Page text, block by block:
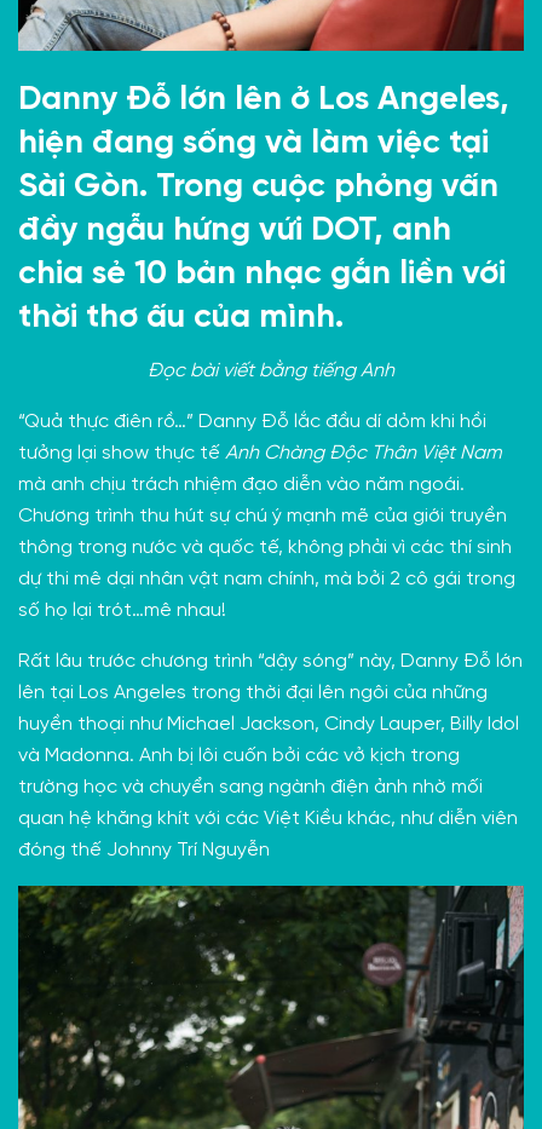
Danny Đỗ lớn lên ở Los Angeles,
hiện đang sống và làm việc tại
Sài Gòn. Trong cuộc phỏng vấn
đầy ngẫu hứng vứi DOT, anh
chia sẻ 10 bản nhạc gắn liền với
thời thơ ấu của mình.
Đọc bài viết bằng tiếng Anh
“Quả thực điên rồ…” Danny Đỗ lắc đầu dí dỏm khi hồi
tưởng lại show thực tế Anh Chàng Độc Thân Việt Nam
mà anh chịu trách nhiệm đạo diễn vào năm ngoái.
Chương trình thu hút sự chú ý mạnh mẽ của giới truyền
thông trong nước và quốc tế, không phải vì các thí sinh
dự thi mê dại nhân vật nam chính, mà bởi 2 cô gái trong
số họ lại trót…mê nhau!
Rất lâu trước chương trình “dậy sóng” này, Danny Đỗ lớn
lên tại Los Angeles trong thời đại lên ngôi của những
huyền thoại như Michael Jackson, Cindy Lauper, Billy Idol
và Madonna. Anh bị lôi cuốn bởi các vở kịch trong
trường học và chuyển sang ngành điện ảnh nhờ mối
quan hệ khăng khít với các Việt Kiều khác, như diễn viên
đóng thế Johnny Trí Nguyễn